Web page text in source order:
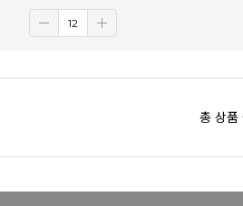
총 상품